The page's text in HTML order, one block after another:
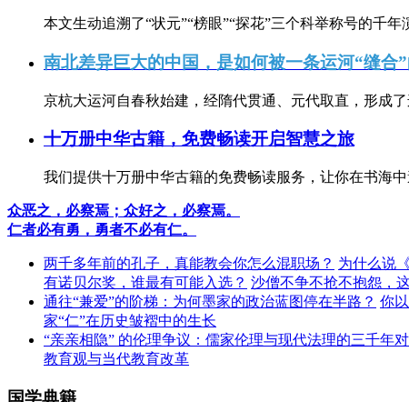
本文生动追溯了“状元”“榜眼”“探花”三个科举称号的千年
南北差异巨大的中国，是如何被一条运河“缝合”
京杭大运河自春秋始建，经隋代贯通、元代取直，形成
十万册中华古籍，免费畅读开启智慧之旅
我们提供十万册中华古籍的免费畅读服务，让你在书海
众恶之，必察焉；众好之，必察焉。
仁者必有勇，勇者不必有仁。
两千多年前的孔子，真能教会你怎么混职场？ 为什么说
有诺贝尔奖，谁最有可能入选？ 沙僧不争不抢不抱怨，
通往“兼爱”的阶梯：为何墨家的政治蓝图停在半路？ 你
家“仁”在历史皱褶中的生长
“亲亲相隐” 的伦理争议：儒家伦理与现代法理的三千年
教育观与当代教育改革
国学典籍